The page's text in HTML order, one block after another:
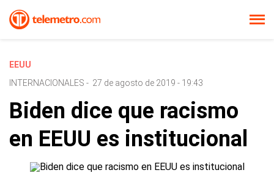
EEUU
INTERNACIONALES - 27 de agosto de 2019 - 19:43
Biden dice que racismo
en EEUU es institucional